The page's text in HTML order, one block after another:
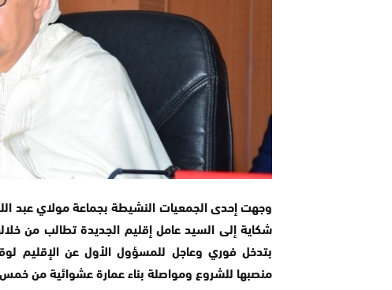
وجهت إحدى الجمعيات النشيطة بجماعة مولاي عبد
شكاية إلى السيد عامل إقليم الجديدة تطالب من
بتدخل فوري وعاجل للمسؤول الأول عن الإقليم
منصبها للشروع ومواصلة بناء عمارة عشوائية من